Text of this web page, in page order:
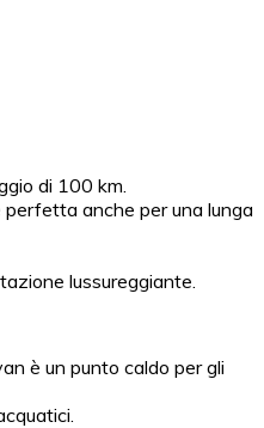
di 100 km.
perfetta anche per una lunga
lussureggiante.
è un punto caldo per gli